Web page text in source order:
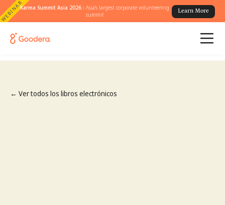
WEBINARKarma Summit Asia 2026 :Asia's largest corporate volunteering
summit
Learn More
← Ver todos los libros electrónicos